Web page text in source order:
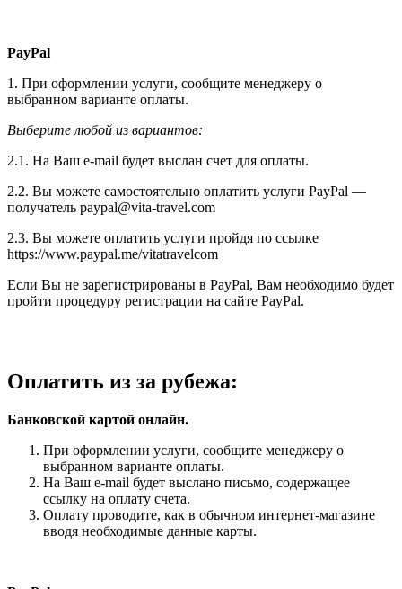
PayPal
1. При оформлении услуги, сообщите менеджеру о
выбранном варианте оплаты.
Выберите любой из вариантов:
2.1. На Ваш e-mail будет выслан счет для оплаты.
2.2. Вы можете самостоятельно оплатить услуги PayPal —
получатель paypal@vita-travel.com
2.3. Вы можете оплатить услуги пройдя по ссылке
https://www.paypal.me/vitatravelcom
Если Вы не зарегистрированы в PayPal, Вам необходимо будет
пройти процедуру регистрации на сайте PayPal.
Оплатить из за рубежа:
Банковской картой онлайн.
При оформлении услуги, сообщите менеджеру о
выбранном варианте оплаты.
На Ваш e-mail будет выслано письмо, содержащее
ссылку на оплату счета.
Оплату проводите, как в обычном интернет-магазине
вводя необходимые данные карты.